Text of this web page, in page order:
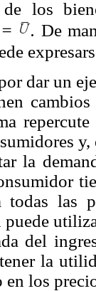
de los
. De
dar un
la
todas las
del
la
en los